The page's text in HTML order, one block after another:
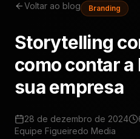
Voltar ao blog Branding
Storytelling
como contar a
sua empresa
28 de dezembro de 2024
Equipe Figueiredo Media